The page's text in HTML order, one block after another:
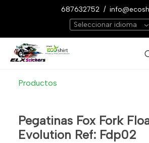
687632752 /
Seleccionar idioma
Productos
Pegatinas Fox Fork
Evolution Ref: Fdp02